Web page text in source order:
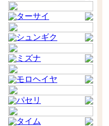
ターサイ
シュンギク
ミズナ
モロヘイヤ
パセリ
タイム